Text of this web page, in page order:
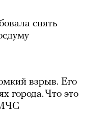
снять
взрыв. Его
города. Что это